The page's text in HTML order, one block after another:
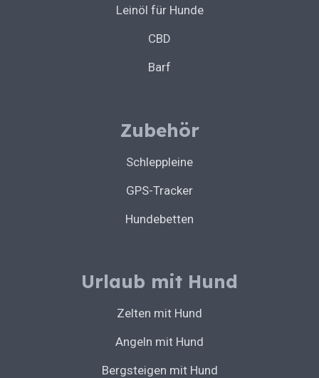
Leinöl für Hunde
CBD
Barf
Zubehör
Schleppleine
GPS-Tracker
Hundebetten
Urlaub mit Hund
Zelten mit Hund
Angeln mit Hund
Bergsteigen mit Hund